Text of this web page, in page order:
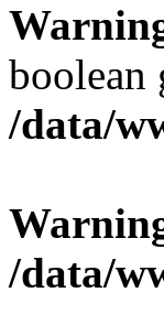
boolean
/data/
/data/